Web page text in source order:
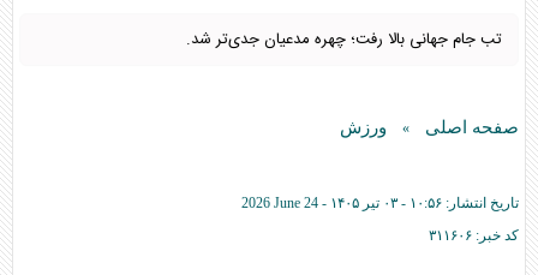
تب جام جهانی بالا رفت؛ چهره مدعیان جدی‌تر شد.
صفحه اصلی » ورزش
تاریخ انتشار: ۱۰:۵۶ - ۰۳ تير ۱۴۰۵ -
2026 June 24
کد خبر: ۳۱۱۶۰۶